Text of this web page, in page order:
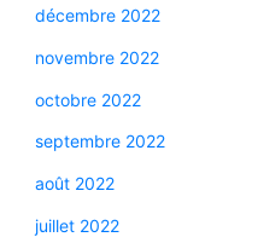
décembre 2022
novembre 2022
octobre 2022
septembre 2022
août 2022
juillet 2022